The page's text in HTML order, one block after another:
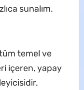
sunalım.
temel ve
içeren, yapay